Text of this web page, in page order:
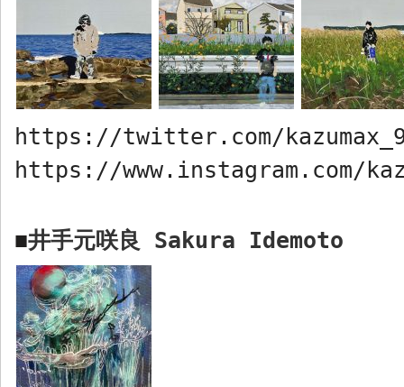
https://twitter.com/
https://www.instagram.com/
■井手元咲良 Sakura Idemoto